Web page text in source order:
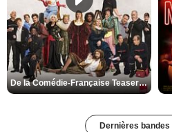
De la Comédie-Française Teaser (3) VF
Dernières bandes